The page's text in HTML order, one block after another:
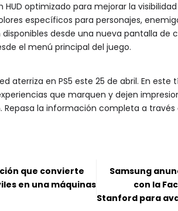
optimizado para mejorar la
específicos para personajes,
desde una nueva pantalla de
el menú principal del juego.
aterriza en PS5 este 25 de abril. En este
que marquen y dejen
Repasa la información completa a
que convierte
en una máquinas
Samsung
con la
Stanford para